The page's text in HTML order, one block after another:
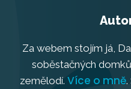
Za webem stojím já,
soběstačných
zemělodí. Více o mně.